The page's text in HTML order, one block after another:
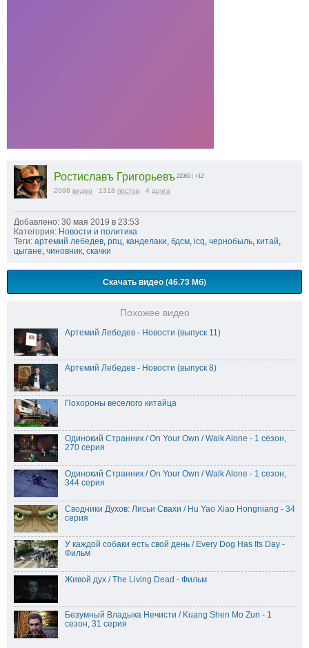
Ростиславъ Григорьевъ 22363 | +12
2098 видео 1318 постов 4 друга
Добавлено: 30 мая 2019 в 23:53
Категория: Новости и политика
Теги: артемий лебедев рпц канделаки бдсм icq чернобыль китай
цыгане чиновник скачки
Скачать видео (46.73 Мб)
Похожее видео
Артемий Лебедев - Новости (выпуск 11)
Артемий Лебедев - Новости (выпуск 8)
Похороны веселого китайца
Одинокий Странник / On Your Own / Walk Alone - 1 сезон,
270 серия
Одинокий Странник / On Your Own / Walk Alone - 1 сезон,
344 серия
Сводники Духов: Лисьи Свахи / Hu Yao Xiao Hongniang - 34
серия
У каждой собаки есть свой день / Every Dog Has Its Day -
Фильм
Живой дух / The Living Dead - Фильм
Безумный Владыка Нечисти / Kuang Shen Mo Zun - 1
сезон, 31 серия